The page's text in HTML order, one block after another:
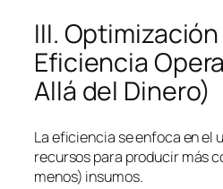
III.
Eficiencia
Allá del Dinero)
La eficiencia se enfoca en el
recursos para producir más
menos) insumos.